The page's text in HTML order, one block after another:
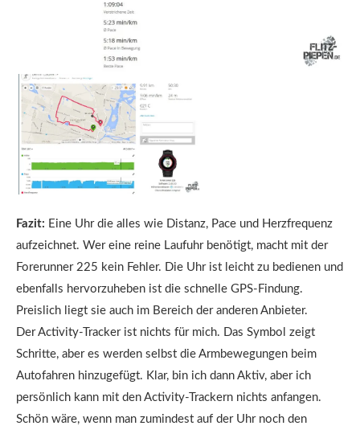
Fazit: Eine Uhr die alles wie Distanz, Pace und Herzfrequenz
aufzeichnet. Wer eine reine Laufuhr benötigt, macht mit der
Forerunner 225 kein Fehler. Die Uhr ist leicht zu bedienen und
ebenfalls hervorzuheben ist die schnelle GPS-Findung.
Preislich liegt sie auch im Bereich der anderen Anbieter.
Der Activity-Tracker ist nichts für mich. Das Symbol zeigt
Schritte, aber es werden selbst die Armbewegungen beim
Autofahren hinzugefügt. Klar, bin ich dann Aktiv, aber ich
persönlich kann mit den Activity-Trackern nichts anfangen.
Schön wäre, wenn man zumindest auf der Uhr noch den